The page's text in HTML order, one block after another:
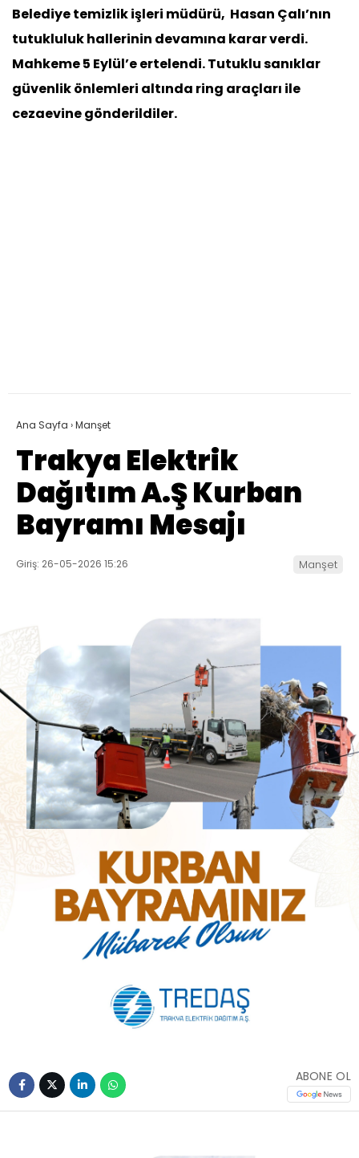
Belediye temizlik işleri müdürü, Hasan Çalı’nın
tutukluluk hallerinin devamına karar verdi.
Mahkeme 5 Eylül’e ertelendi. Tutuklu sanıklar
güvenlik önlemleri altında ring araçları ile
cezaevine gönderildiler.
Ana Sayfa ›Manşet
Trakya Elektrik
Dağıtım A.Ş Kurban
Bayramı Mesajı
Giriş: 26-05-2026 15:26 Manşet
ABONE OL